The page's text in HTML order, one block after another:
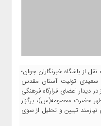
از باشگاه خبرنگاران جوان؛
سعیدی تولیت آستان مقدس
دیدار اعضای قرارگاه فرهنگی
حضرت معصومه(س)، برگزار
تبیین و تحلیل از سوی